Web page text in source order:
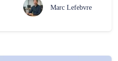
Marc Lefebvre